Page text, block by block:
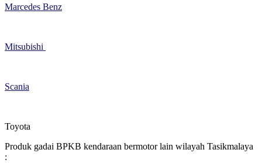
Marcedes Benz
Mitsubishi
Scania
Toyota
Produk gadai BPKB kendaraan bermotor lain wilayah Tasikmalaya
: